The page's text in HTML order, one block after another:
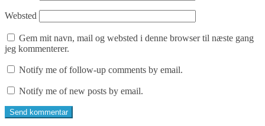
Websted
Gem mit navn, mail og websted i denne browser til næste gang
jeg kommenterer.
Notify me of follow-up comments by email.
Notify me of new posts by email.